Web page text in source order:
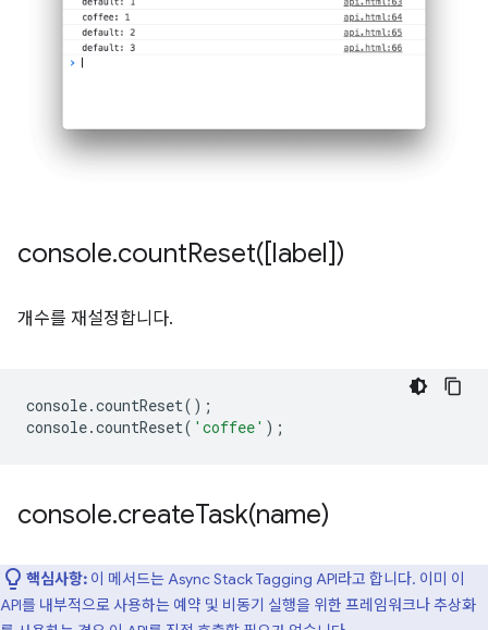
console.countReset([label])
개수를 재설정합니다.
console.countReset();
console.countReset( 'coffee' );
console.createTask(name)
핵심사항: 이 메서드는 Async Stack Tagging API라고 합니다. 이미 이
API를 내부적으로 사용하는 예약 및 비동기 실행을 위한 프레임워크나 추상화